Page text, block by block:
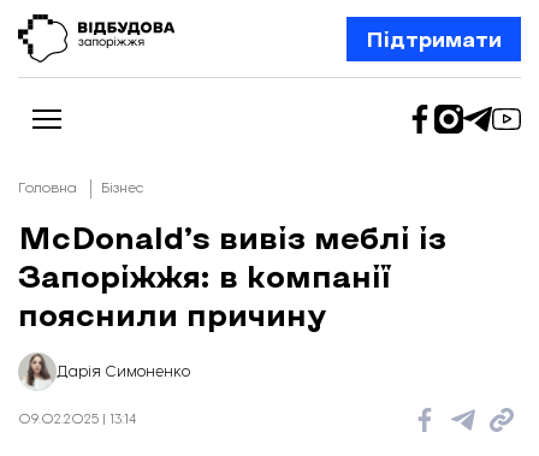
Підтримати
Новини
Відбудова Запоріжжя
Ексклюзив
Шлях додому
Відбудова. Життя
Про нас
Головна Бізнес
McDonald’s вивіз меблі із
Запоріжжя: в компанії
пояснили причину
Дарія Симоненко
09.02.2025 | 13:14